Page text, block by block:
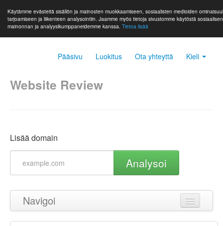
Käytämme evästeitä sisällön ja mainosten muokkaamiseen, sosiaalisten medioiden
tarjoamiseen ja liikenteen analysointiin. Jaamme myös tietoja sivustomme käytöstä
mainonnan ja analyysikumppaneidemme kanssa. Tietoa lisää
Pääsivu Luokitus Ota yhteyttä Kieli
Website Review
Lisää domain
Analysoi
Navigoi
Takaisin ylös